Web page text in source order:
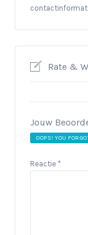
Rate &
Jouw
OOPS! YOU
Reactie *